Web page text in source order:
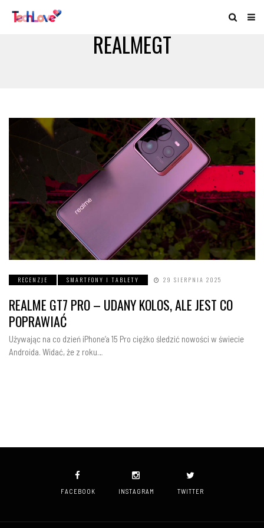
REALMEGT
RECENZJE SMARTFONY I TABLETY 29 SIERPNIA 2025
REALME GT7 PRO – UDANY KOLOS, ALE JEST CO
POPRAWIAĆ
Używając na co dzień iPhone’a 15 Pro ciężko śledzić nowości w świecie
Androida. Widać, że z roku…
FACEBOOK INSTAGRAM TWITTER